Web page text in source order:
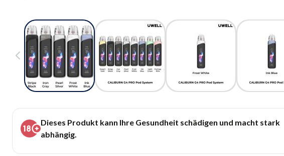
Dieses Produkt kann Ihre Gesundheit schädigen und macht stark
abhängig.